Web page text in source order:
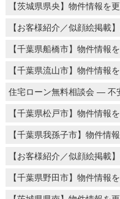
【茨城県県央】物件情報を
【お客様紹介／似顔絵掲載
【千葉県船橋市】物件情報
【千葉県流山市】物件情報
住宅ローン無料相談会 ― 不
【千葉県松戸市】物件情報
【千葉県我孫子市】物件情
【お客様紹介／似顔絵掲載
【千葉県野田市】物件情報